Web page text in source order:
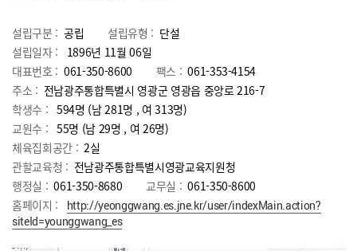
설립구분 : 공립 설립유형 : 단설
설립일자 :
1896년 11월 06일
대표번호 : 061-350-8600 팩스 : 061-353-4154
주소 : 전남광주통합특별시 영광군 영광읍 중앙로 216-7
학생수 : 594명 (남 281명 , 여 313명)
교원수 : 55명 (남 29명 , 여 26명)
체육집회공간 : 2실
관할교육청 : 전남광주통합특별시영광교육지원청
행정실 : 061-350-8680 교무실 : 061-350-8600
홈페이지 :
http://yeonggwang.es.jne.kr/user/indexMain.action?
siteId=younggwang_es